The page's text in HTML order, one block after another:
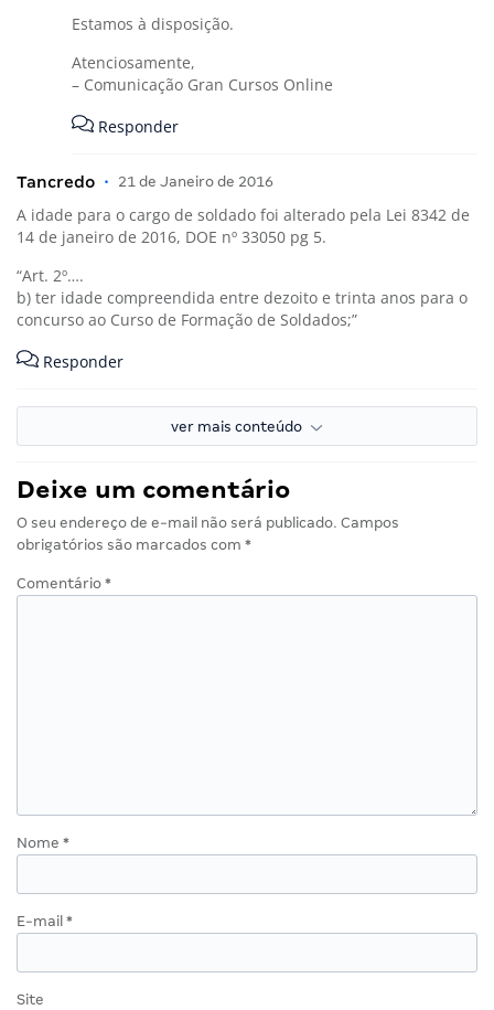
Estamos à disposição.
Atenciosamente,
– Comunicação Gran Cursos Online
Responder
Tancredo • 21 de Janeiro de 2016
A idade para o cargo de soldado foi alterado pela Lei 8342 de
14 de janeiro de 2016, DOE nº 33050 pg 5.
“Art. 2º….
b) ter idade compreendida entre dezoito e trinta anos para o
concurso ao Curso de Formação de Soldados;”
Responder
ver mais conteúdo
Deixe um comentário
O seu endereço de e-mail não será publicado. Campos
obrigatórios são marcados com *
Comentário *
Nome *
E-mail *
Site